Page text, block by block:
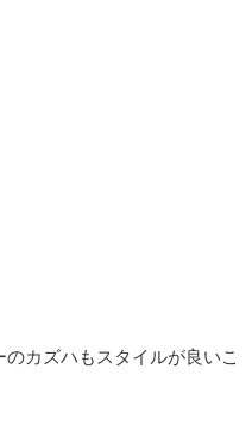
カズハもスタイルが良いこ